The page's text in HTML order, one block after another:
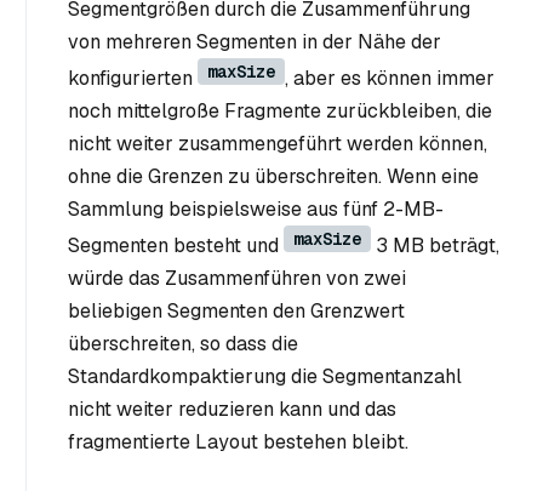
Segmentgrößen durch die Zusammenführung
von mehreren Segmenten in der Nähe der
konfigurierten
maxSize , aber es können immer
noch mittelgroße Fragmente zurückbleiben, die
nicht weiter zusammengeführt werden können,
ohne die Grenzen zu überschreiten. Wenn eine
Sammlung beispielsweise aus fünf 2-MB-
Segmenten besteht und
maxSize
3 MB beträgt,
würde das Zusammenführen von zwei
beliebigen Segmenten den Grenzwert
überschreiten, so dass die
Standardkompaktierung die Segmentanzahl
nicht weiter reduzieren kann und das
fragmentierte Layout bestehen bleibt.